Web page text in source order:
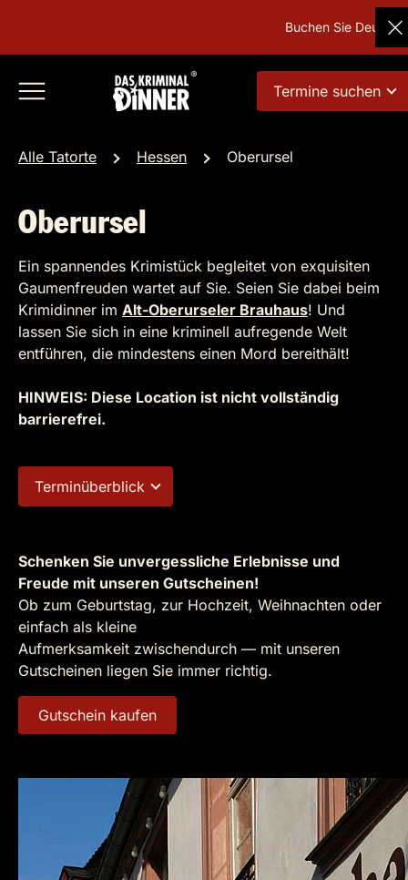
Buchen Sie
Termine suchen
Alle Tatorte Hessen Oberursel
Oberursel
Ein spannendes Krimistück begleitet von exquisiten
Gaumenfreuden wartet auf Sie. Seien Sie dabei beim
Krimidinner im Alt-Oberurseler Brauhaus! Und
lassen Sie sich in eine kriminell aufregende Welt
entführen, die mindestens einen Mord bereithält!
HINWEIS: Diese Location ist nicht vollständig
barrierefrei.
Terminüberblick
Schenken Sie unvergessliche Erlebnisse und
Freude mit unseren Gutscheinen!
Ob zum Geburtstag, zur Hochzeit, Weihnachten oder
einfach als kleine
Aufmerksamkeit zwischendurch — mit unseren
Gutscheinen liegen Sie immer richtig.
Gutschein kaufen